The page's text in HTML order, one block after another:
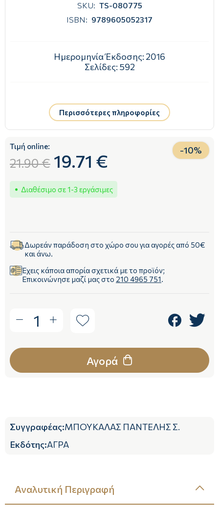
SKU: TS-080775
ISBN: 9789605052317
Ημερομηνία Έκδοσης: 2016
Σελίδες: 592
Περισσότερες πληροφορίες
Τιμή online:
21.90 € 19.71 € -10%
Διαθέσιμο σε 1-3 εργάσιμες
Δωρεάν παράδοση στο χώρο σου για αγορές από 50€
και άνω.
Έχεις κάποια απορία σχετικά με το προϊόν;
Επικοινώνησε μαζί μας στο 210 4965 751.
1
Αγορά
Συγγραφέας:ΜΠΟΥΚΑΛΑΣ ΠΑΝΤΕΛΗΣ Σ.
Εκδότης:ΑΓΡΑ
Αναλυτική Περιγραφή